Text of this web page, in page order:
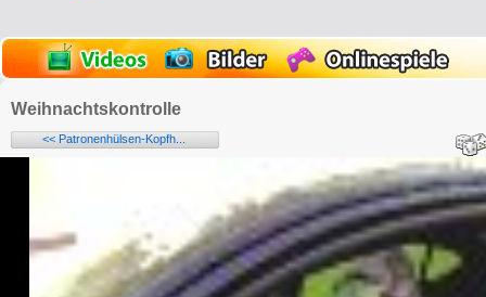
Weihnachtskontrolle
<< Patronenhülsen-Kopfh...